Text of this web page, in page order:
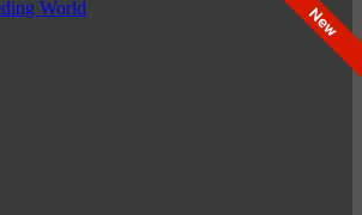
New